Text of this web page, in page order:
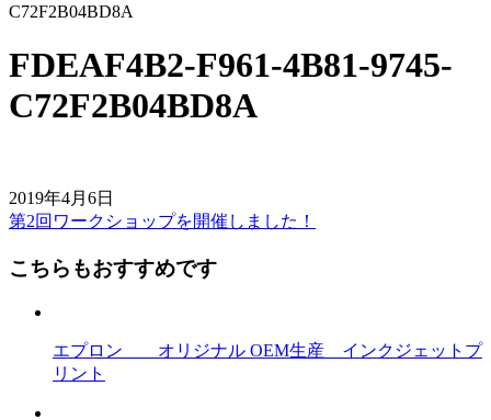
C72F2B04BD8A
FDEAF4B2-F961-4B81-9745-
C72F2B04BD8A
2019年4月6日
前
後
第2回ワークショップを開催しました！
こちらもおすすめです
エプロン オリジナル OEM生産 インクジェットプ
リント